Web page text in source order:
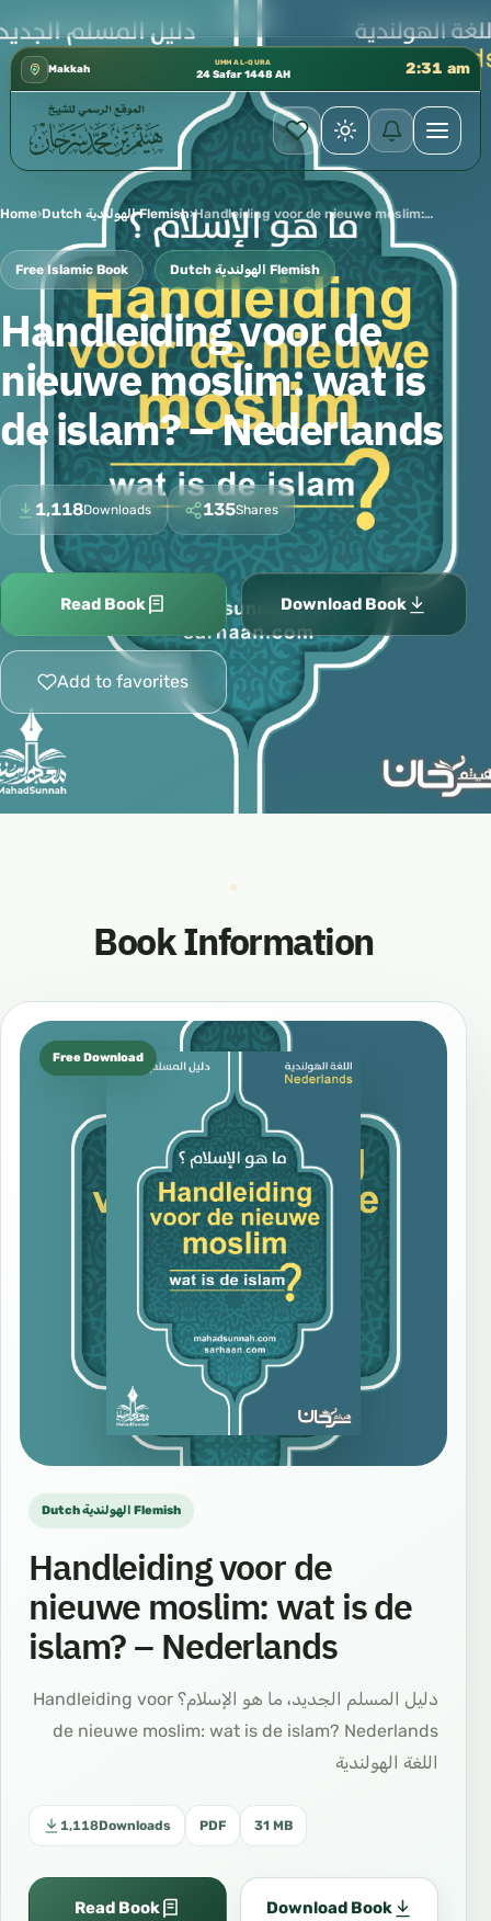
Makkah
UMM AL-QURA
24 Safar 1448 AH 2:31 am
Home› Dutch الهولندية Flemish› Handleiding voor de nieuwe moslim: wat is de islam? – Nederlands
Free Islamic Book Dutch الهولندية Flemish
Handleiding voor de
nieuwe moslim: wat is
de islam? – Nederlands
1,118Downloads 135Shares
Read Book Download Book
Add to favorites
Book Information
Free Download
Dutch الهولندية Flemish
Handleiding voor de
nieuwe moslim: wat is de
islam? – Nederlands
دليل المسلم الجديد، ما هو الإسلام؟ Handleiding voor
de nieuwe moslim: wat is de islam? Nederlands
اللغة الهولندية
1,118Downloads PDF 31 MB
Read Book Download Book